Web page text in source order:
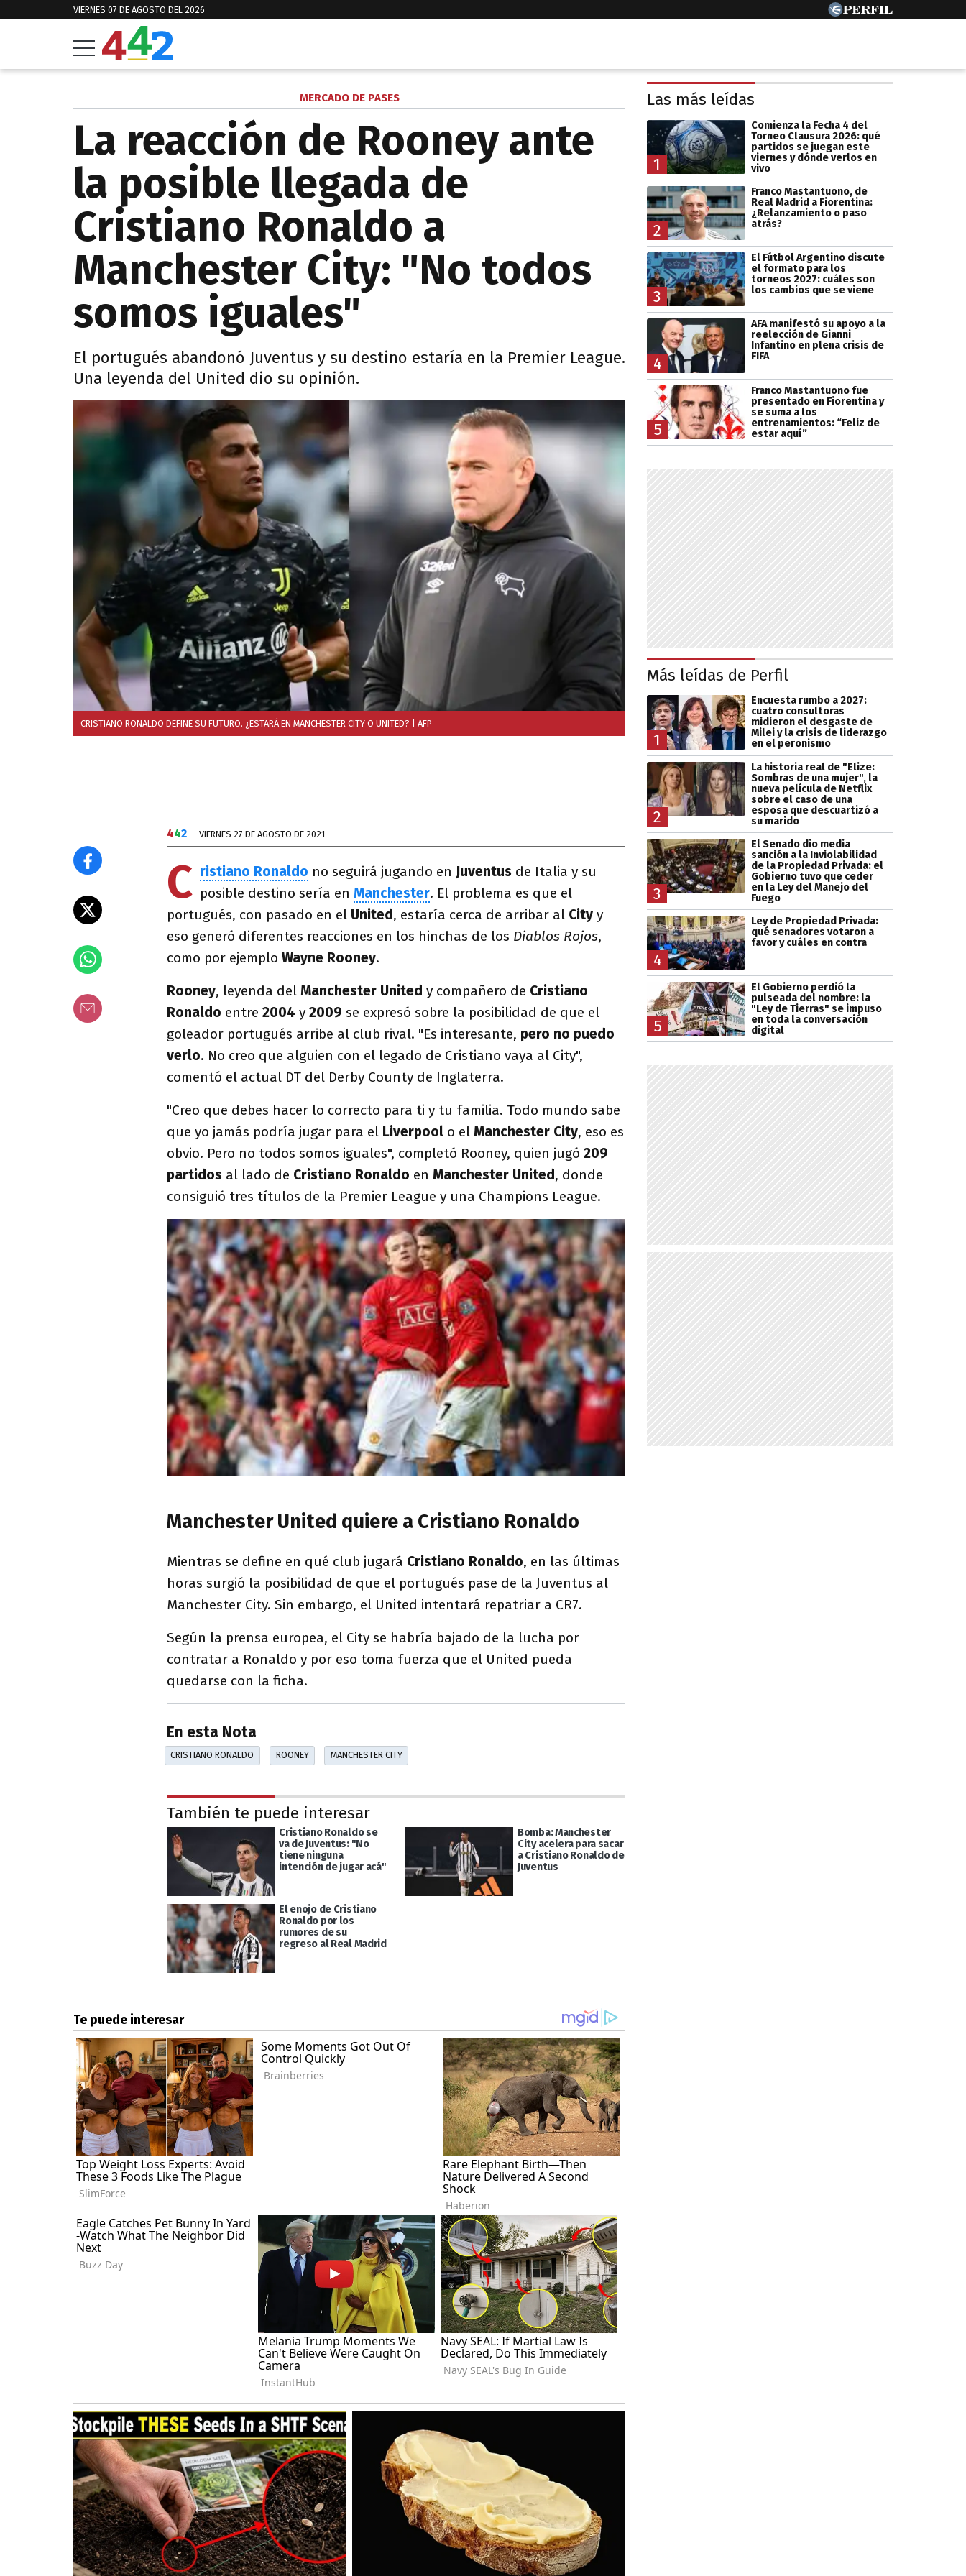
VIERNES 07 DE AGOSTO DEL 2026
MERCADO DE PASES
La reacción de Rooney ante
la posible llegada de
Cristiano Ronaldo a
Manchester City: "No todos
somos iguales"
El portugués abandonó Juventus y su destino estaría en la Premier League.
Una leyenda del United dio su opinión.
CRISTIANO RONALDO DEFINE SU FUTURO. ¿ESTARÁ EN MANCHESTER CITY O UNITED? | AFP
442 VIERNES 27 DE AGOSTO DE 2021
C ristiano Ronaldo no seguirá jugando en Juventus de Italia y su
posible destino sería en Manchester. El problema es que el
portugués, con pasado en el United, estaría cerca de arribar al City y
eso generó diferentes reacciones en los hinchas de los Diablos Rojos,
como por ejemplo Wayne Rooney.
Rooney, leyenda del Manchester United y compañero de Cristiano
Ronaldo entre 2004 y 2009 se expresó sobre la posibilidad de que el
goleador portugués arribe al club rival. "Es interesante, pero no puedo
verlo. No creo que alguien con el legado de Cristiano vaya al City",
comentó el actual DT del Derby County de Inglaterra.
"Creo que debes hacer lo correcto para ti y tu familia. Todo mundo sabe
que yo jamás podría jugar para el Liverpool o el Manchester City, eso es
obvio. Pero no todos somos iguales", completó Rooney, quien jugó 209
partidos al lado de Cristiano Ronaldo en Manchester United, donde
consiguió tres títulos de la Premier League y una Champions League.
Manchester United quiere a Cristiano Ronaldo
Mientras se define en qué club jugará Cristiano Ronaldo, en las últimas
horas surgió la posibilidad de que el portugués pase de la Juventus al
Manchester City. Sin embargo, el United intentará repatriar a CR7.
Según la prensa europea, el City se habría bajado de la lucha por
contratar a Ronaldo y por eso toma fuerza que el United pueda
quedarse con la ficha.
En esta Nota
CRISTIANO RONALDO ROONEY MANCHESTER CITY
También te puede interesar
Cristiano Ronaldo se
va de Juventus: "No
tiene ninguna
intención de jugar acá"
Bomba: Manchester
City acelera para sacar
a Cristiano Ronaldo de
Juventus
El enojo de Cristiano
Ronaldo por los
rumores de su
regreso al Real Madrid
Las más leídas
1
Comienza la Fecha 4 del
Torneo Clausura 2026: qué
partidos se juegan este
viernes y dónde verlos en
vivo
2
Franco Mastantuono, de
Real Madrid a Fiorentina:
¿Relanzamiento o paso
atrás?
3
El Fútbol Argentino discute
el formato para los
torneos 2027: cuáles son
los cambios que se viene
4
AFA manifestó su apoyo a la
reelección de Gianni
Infantino en plena crisis de
FIFA
5
Franco Mastantuono fue
presentado en Fiorentina y
se suma a los
entrenamientos: “Feliz de
estar aquí”
Más leídas de Perfil
1
Encuesta rumbo a 2027:
cuatro consultoras
midieron el desgaste de
Milei y la crisis de liderazgo
en el peronismo
2
La historia real de "Elize:
Sombras de una mujer", la
nueva película de Netflix
sobre el caso de una
esposa que descuartizó a
su marido
3
El Senado dio media
sanción a la Inviolabilidad
de la Propiedad Privada: el
Gobierno tuvo que ceder
en la Ley del Manejo del
Fuego
4
Ley de Propiedad Privada:
qué senadores votaron a
favor y cuáles en contra
5
El Gobierno perdió la
pulseada del nombre: la
"Ley de Tierras" se impuso
en toda la conversación
digital